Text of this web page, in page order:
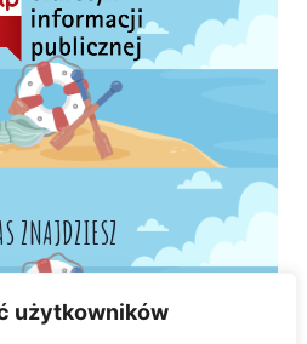
użytkowników
ZNAJDZIESZ